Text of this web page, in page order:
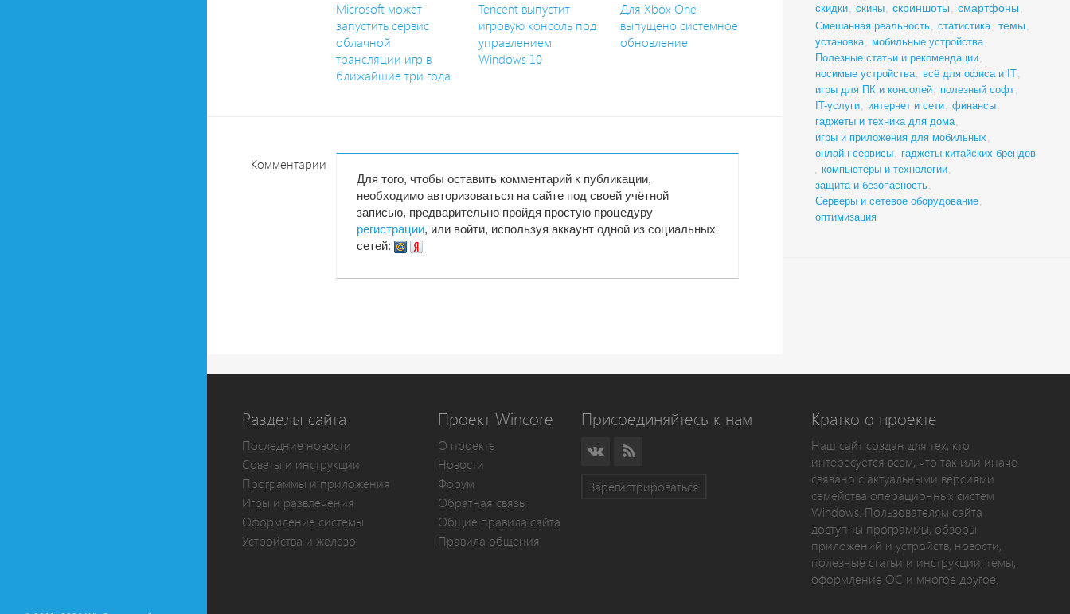
Microsoft может
запустить сервис
облачной
трансляции игр в
ближайшие три года
Tencent выпустит
игровую консоль под
управлением
Windows 10
Для Xbox One
выпущено системное
обновление
Комментарии
Для того, чтобы оставить комментарий к публикации,
необходимо авторизоваться на сайте под своей учётной
записью, предварительно пройдя простую процедуру
регистрации, или войти, используя аккаунт одной из социальных
сетей:
скидки, скины, скриншоты , смартфоны ,
Смешанная реальность, статистика, темы ,
установка, мобильные устройства,
Полезные статьи и рекомендации,
носимые устройства, всё для офиса и IT,
игры для ПК и консолей, полезный софт,
IT-услуги, интернет и сети, финансы,
гаджеты и техника для дома,
игры и приложения для мобильных ,
онлайн-сервисы, гаджеты китайских брендов
, компьютеры и технологии,
защита и безопасность,
Серверы и сетевое оборудование,
оптимизация
Разделы сайта
Последние новости
Советы и инструкции
Программы и приложения
Игры и развлечения
Оформление системы
Устройства и железо
Проект Wincore
О проекте
Новости
Форум
Обратная связь
Общие правила сайта
Правила общения
Присоединяйтесь к нам
Зарегистрироваться
Кратко о проекте
Наш сайт создан для тех, кто
интересуется всем, что так или иначе
связано с актуальными версиями
семейства операционных систем
Windows. Пользователям сайта
доступны программы, обзоры
приложений и устройств, новости,
полезные статьи и инструкции, темы,
оформление ОС и многое другое.